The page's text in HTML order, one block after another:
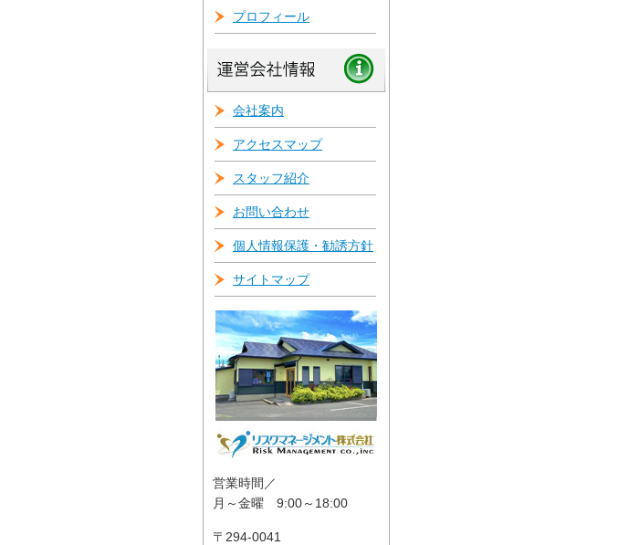
プロフィール
会社案内
アクセスマップ
スタッフ紹介
お問い合わせ
個人情報保護・勧誘方針
サイトマップ
営業時間／
月～金曜 9:00～18:00
〒294-0041